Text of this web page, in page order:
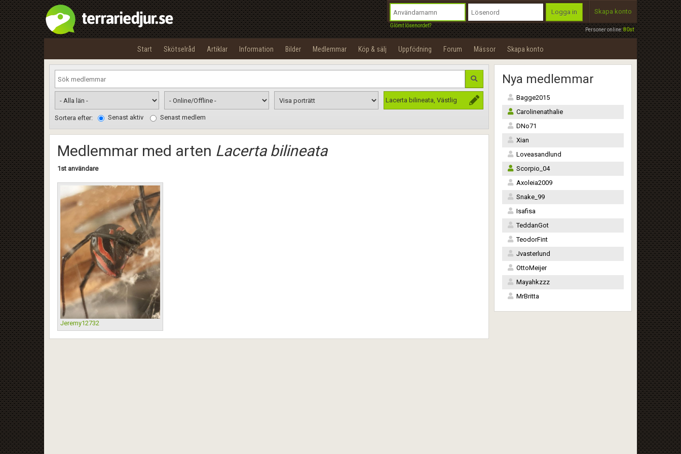
Personer online:80st
Logga in
Glömt lösenordet?
Skapa konto
Start Skötselråd Artiklar Information Bilder Medlemmar Köp & sälj Uppfödning Forum Mässor Skapa konto
Lacerta bilineata, Västlig
Sortera efter: Senast aktiv Senast medlem
Medlemmar med arten Lacerta bilineata
1st användare
Jeremy12732
Nya medlemmar
Bagge2015
Carolinenathalie
DNo71
Xian
Loveasandlund
Scorpio_04
Axoleia2009
Snake_99
Isafisa
TeddanGot
TeodorFint
Jvasterlund
OttoMeijer
Mayahkzzz
MrBritta
Utför
100%
OK
integritetspolicy
Namn:
Epost:
Användarnamn:
Lösenord:
Terms of Service
Skapa konto
Begär nytt lösenord
Tillbaka till förstasidan